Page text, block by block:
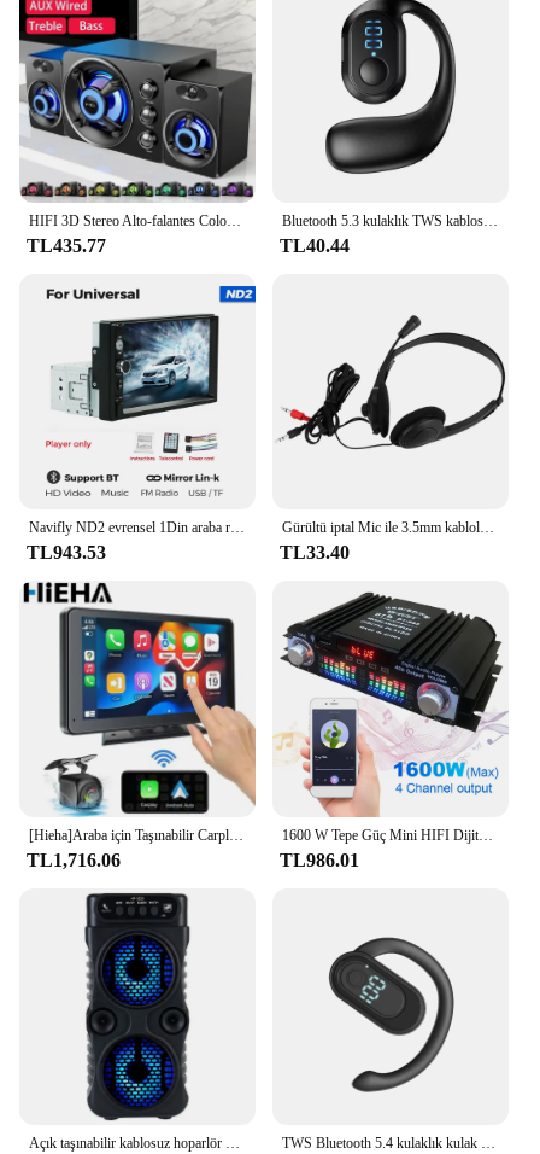
TL435.77
Bluetooth 5.3 kulaklık TWS kablosuz kulak kancası kulaklık HiFi Stereo gürültü azaltma kulaklık Huawei Xiaomi için su geçirmez kulaklık
TL40.44
Navifly ND2 evrensel 1Din araba radyo Stereo 7 inç HD dokunmatik ekran multimedya oynatıcı BT Autoaudio FM alıcı ayna bağlantı monitör
TL943.53
Gürültü iptal Mic ile 3.5mm kablolu kulaklıklar PC dizüstü bilgisayar için evrensel USB Stereo kulaklık ayarlanabilir kafa bandı kask
TL33.40
[Hieha]Araba için Taşınabilir Carplay Ekranı, 7 İnç IPS Dokunmatik Ekran Araba Stereo Desteği Kablosuz Carplay
TL1,716.06
1600 W Tepe Güç Mini HIFI Dijital Stereo Amp Dijital 4 Kanal ses amplifikatörü FM Radyo USB Bluetooth Uyumlu Karaoke Oynatıcı
TL986.01
Açık taşınabilir kablosuz hoparlör çift 3 inç müzik Stereo Subwoofer bas dans parti aile Karaoke için USB güç kaynağı TWS Bluetooth 5.4 kulaklık kulak kancası kablosuz kulaklık HiFi Stereo gürültü azaltma kulaklık Huawei Xiaomi için su geçirmez kulaklık